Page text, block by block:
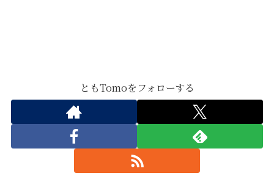
ともTomoをフォローする